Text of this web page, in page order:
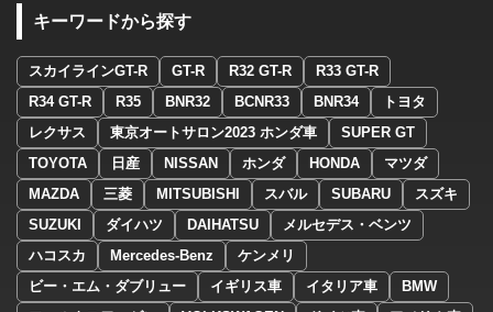
キーワードから探す
スカイラインGT-R GT-R R32 GT-R
R33 GT-R
R34 GT-R
R35 BNR32 BCNR33 BNR34
トヨタ
レクサス
東京オートサロン2023 ホンダ車
SUPER GT
TOYOTA
日産 NISSAN ホンダ HONDA
マツダ
MAZDA
三菱 MITSUBISHI スバル SUBARU
スズキ
SUZUKI
ダイハツ DAIHATSU
メルセデス・ベンツ
ハコスカ
Mercedes-Benz
ケンメリ
ビー・エム・ダブリュー
イギリス車 イタリア車
BMW